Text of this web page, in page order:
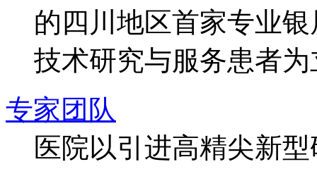
的四川地区首家专业
技术研究与服务患者
专家团队
医院以引进高精尖新